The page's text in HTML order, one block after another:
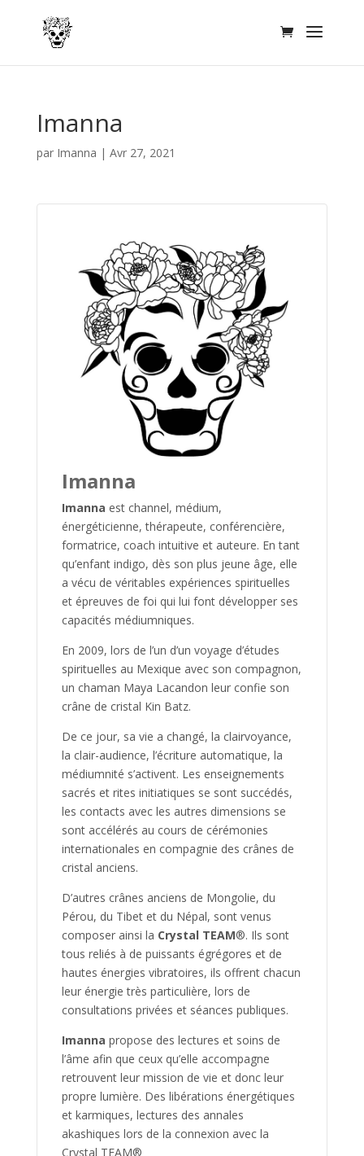
Imanna
par Imanna | Avr 27, 2021
Imanna
Imanna est channel, médium,
énergéticienne, thérapeute, conférencière,
formatrice, coach intuitive et auteure. En tant
qu’enfant indigo, dès son plus jeune âge, elle
a vécu de véritables expériences spirituelles
et épreuves de foi qui lui font développer ses
capacités médiumniques.
En 2009, lors de l’un d’un voyage d’études
spirituelles au Mexique avec son compagnon,
un chaman Maya Lacandon leur confie son
crâne de cristal Kin Batz.
De ce jour, sa vie a changé, la clairvoyance,
la clair-audience, l’écriture automatique, la
médiumnité s’activent. Les enseignements
sacrés et rites initiatiques se sont succédés,
les contacts avec les autres dimensions se
sont accélérés au cours de cérémonies
internationales en compagnie des crânes de
cristal anciens.
D’autres crânes anciens de Mongolie, du
Pérou, du Tibet et du Népal, sont venus
composer ainsi la Crystal TEAM®. Ils sont
tous reliés à de puissants égrégores et de
hautes énergies vibratoires, ils offrent chacun
leur énergie très particulière, lors de
consultations privées et séances publiques.
Imanna propose des lectures et soins de
l’âme afin que ceux qu’elle accompagne
retrouvent leur mission de vie et donc leur
propre lumière. Des libérations énergétiques
et karmiques, lectures des annales
akashiques lors de la connexion avec la
Crystal TEAM®